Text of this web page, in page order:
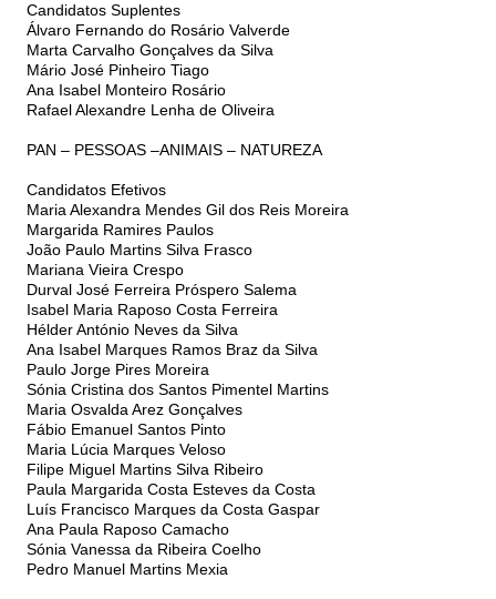
Candidatos Suplentes
Álvaro Fernando do Rosário Valverde
Marta Carvalho Gonçalves da Silva
Mário José Pinheiro Tiago
Ana Isabel Monteiro Rosário
Rafael Alexandre Lenha de Oliveira
PAN – PESSOAS –ANIMAIS – NATUREZA
Candidatos Efetivos
Maria Alexandra Mendes Gil dos Reis Moreira
Margarida Ramires Paulos
João Paulo Martins Silva Frasco
Mariana Vieira Crespo
Durval José Ferreira Próspero Salema
Isabel Maria Raposo Costa Ferreira
Hélder António Neves da Silva
Ana Isabel Marques Ramos Braz da Silva
Paulo Jorge Pires Moreira
Sónia Cristina dos Santos Pimentel Martins
Maria Osvalda Arez Gonçalves
Fábio Emanuel Santos Pinto
Maria Lúcia Marques Veloso
Filipe Miguel Martins Silva Ribeiro
Paula Margarida Costa Esteves da Costa
Luís Francisco Marques da Costa Gaspar
Ana Paula Raposo Camacho
Sónia Vanessa da Ribeira Coelho
Pedro Manuel Martins Mexia